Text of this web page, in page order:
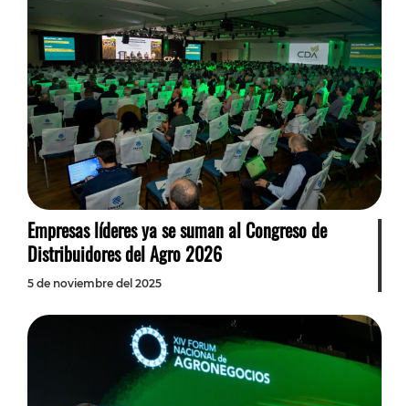
Empresas líderes ya se suman al Congreso de
Distribuidores del Agro 2026
5 de noviembre del 2025